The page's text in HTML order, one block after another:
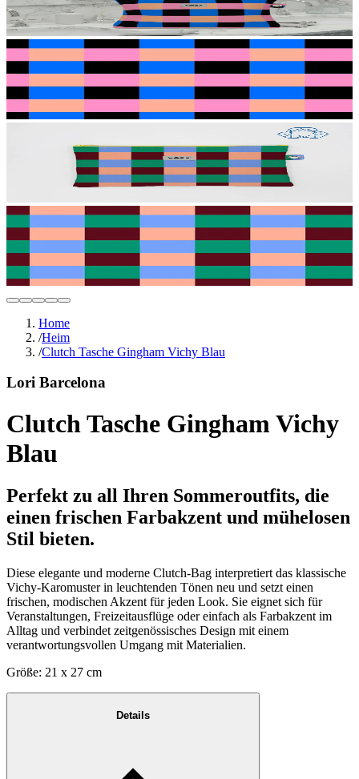
Home
/Heim
/Clutch Tasche Gingham Vichy Blau
Lori Barcelona
Clutch Tasche Gingham Vichy
Blau
Perfekt zu all Ihren Sommeroutfits, die
einen frischen Farbakzent und mühelosen
Stil bieten.
Diese elegante und moderne Clutch-Bag interpretiert das klassische
Vichy-Karomuster in leuchtenden Tönen neu und setzt einen
frischen, modischen Akzent für jeden Look. Sie eignet sich für
Veranstaltungen, Freizeitausflüge oder einfach als Farbakzent im
Alltag und verbindet zeitgenössisches Design mit einem
verantwortungsvollen Umgang mit Materialien.
Größe: 21 x 27 cm
Details